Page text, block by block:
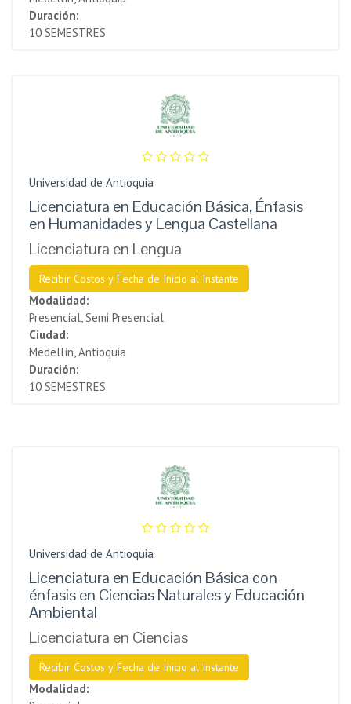
Duración:
10 SEMESTRES
Universidad de Antioquia
Licenciatura en Educación Básica, Énfasis
en Humanidades y Lengua Castellana
Licenciatura en Lengua
Recibir Costos y Fecha de Inicio al Instante
Modalidad:
Presencial, Semi Presencial
Ciudad:
Medellín, Antioquia
Duración:
10 SEMESTRES
Universidad de Antioquia
Licenciatura en Educación Básica con
énfasis en Ciencias Naturales y Educación
Ambiental
Licenciatura en Ciencias
Recibir Costos y Fecha de Inicio al Instante
Modalidad: